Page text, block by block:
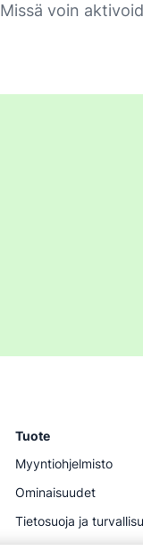
Missä voin
Tuote
Myyntiohjelmisto
Ominaisuudet
Tietosuoja ja